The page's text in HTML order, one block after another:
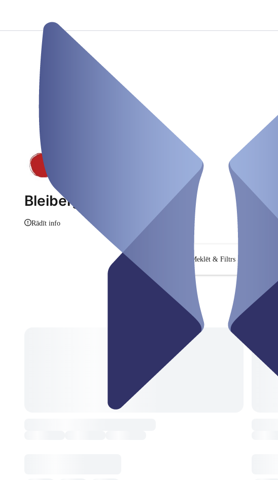
Bleiberger Fabrik
Rādīt info
Meklēt & Filtrs